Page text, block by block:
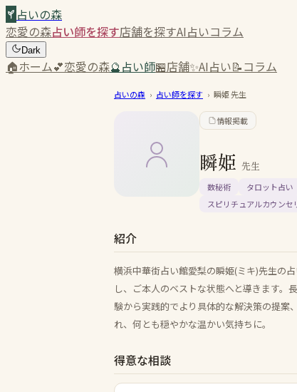
占いの森
恋愛の森占い師を探す店舗を探すAI占いコラム
Dark
🏠ホーム💕恋愛の森🔮占い師🏪店舗✨AI占い📝コラム
占いの森 › 占い師を探す › 瞬姫先生
情報掲載
瞬姫 先生
数秘術 タロット占い
スピリチュアルカウンセ
紹介
横浜中華街占い館愛梨の瞬姫(ミキ)先生の
し、ご本人のベストな状態へと導きます
験から実践的でより具体的な解決策の提案
れ、何とも穏やかな温かい気持ちに。
得意な相談